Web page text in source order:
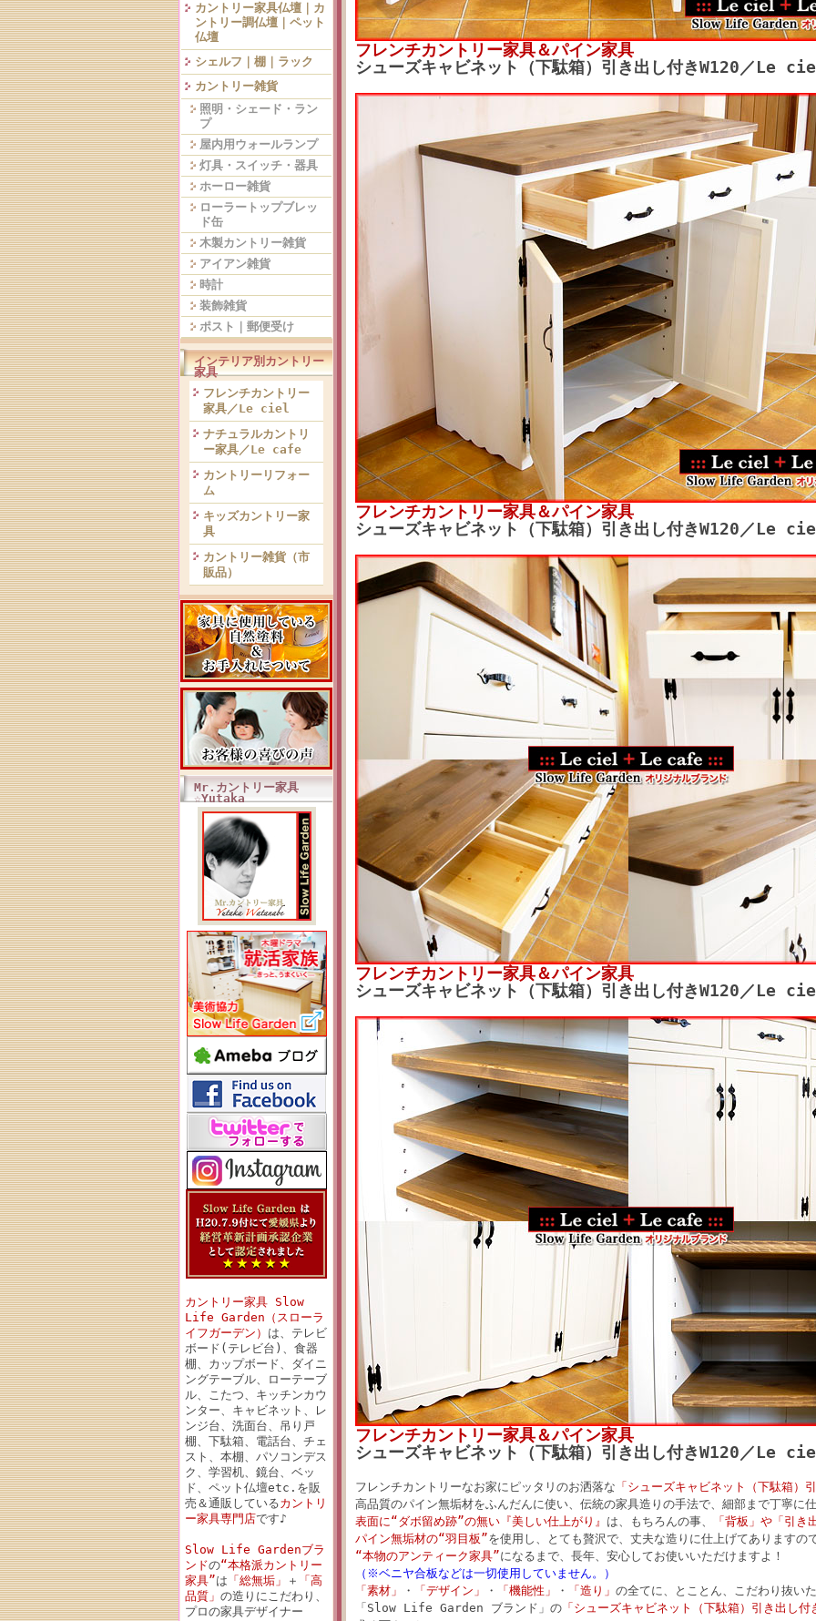
カントリー家具仏壇｜カ
ントリー調仏壇｜ペット
仏壇
シェルフ｜棚｜ラック
カントリー雑貨
照明・シェード・ラン
プ
屋内用ウォールランプ
灯具・スイッチ・器具
ホーロー雑貨
ローラートップブレッ
ド缶
木製カントリー雑貨
アイアン雑貨
時計
装飾雑貨
ポスト｜郵便受け
インテリア別カントリー
家具
フレンチカントリー
家具／Le ciel
ナチュラルカントリ
ー家具／Le cafe
カントリーリフォー
ム
キッズカントリー家
具
カントリー雑貨（市
販品）
Mr.カントリー家具
☆Yutaka
カントリー家具 Slow
Life Garden（スローラ
イフガーデン） は、テレビ
ボード(テレビ台)、食器
棚、カップボード、ダイニ
ングテーブル、ローテーブ
ル、こたつ、キッチンカウ
ンター、キャビネット、レ
ンジ台、洗面台、吊り戸
棚、下駄箱、電話台、チェ
スト、本棚、パソコンデス
ク、学習机、鏡台、ベッ
ド、ペット仏壇etc.を販
売＆通販しているカントリ
ー家具専門店です♪
Slow Life Gardenブラ
ンドの“本格派カントリー
家具”は 「総無垢」 ＋
「高
品質」 の造りにこだわり、
プロの家具デザイナー
フレンチカントリー家具＆パイン家具
シューズキャビネット（下駄箱）引き出し付きW120／Le
フレンチカントリー家具＆パイン家具
シューズキャビネット（下駄箱）引き出し付きW120／Le
フレンチカントリー家具＆パイン家具
シューズキャビネット（下駄箱）引き出し付きW120／Le
フレンチカントリー家具＆パイン家具
シューズキャビネット（下駄箱）引き出し付きW120／Le
フレンチカントリーなお家にピッタリのお洒落な 「シューズキャビネット（下駄箱
高品質のパイン無垢材をふんだんに使い、伝統の家具造りの手法で、細部まで丁寧に
表面に“ダボ留め跡”の無い『美しい仕上がり』 は、もちろんの事、
「背板」や「引き
パイン無垢材の“羽目板”を使用し、とても贅沢で、丈夫な造りに仕上げてありますの
“本物のアンティーク家具”になるまで、長年、安心してお使いいただけますよ！
（※ベニヤ合板などは一切使用していません。）
「素材」
・ 「デザイン」 ・ 「機能性」 ・ 「造り」 の全てに、とことん、こだわり抜いた
「Slow Life Garden ブランド」の 「シューズキャビネット（下駄箱）引き出し